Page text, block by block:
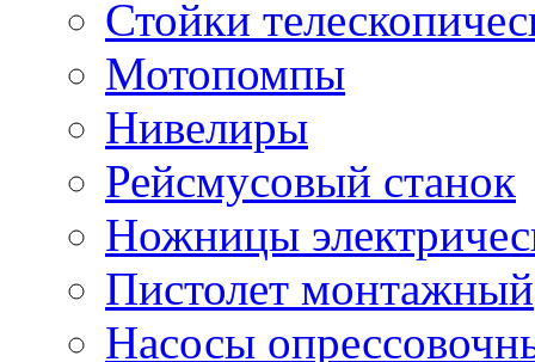
Стойки
Мотопомпы
Нивелиры
Рейсмусовый станок
Ножницы
Пистолет монтажный
Насосы